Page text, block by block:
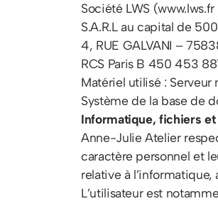
Société LWS
S.A.R.L au capital de
4, RUE GALVANI –
RCS Paris B 450 453
Matériel utilisé :
Système de la base de
Informatique, fichiers et
Anne-Julie Atelier
caractère personnel et
relative à
L’utilisateur est